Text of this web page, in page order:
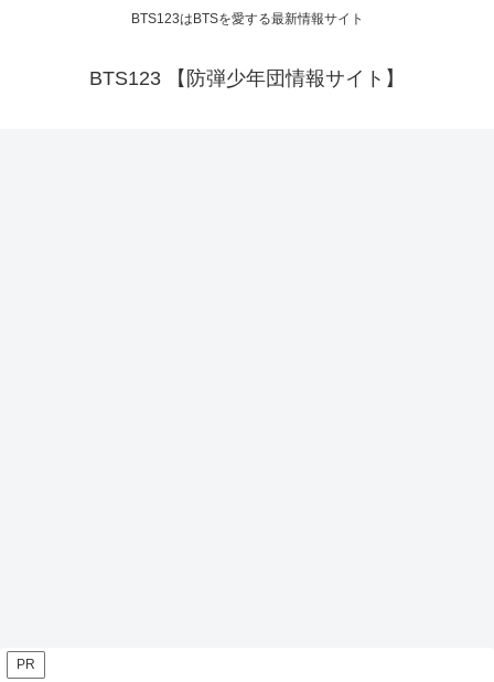
BTS123はBTSを愛する最新情報サイト
BTS123 【防弾少年団情報サイト】
PR